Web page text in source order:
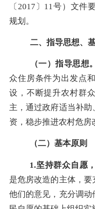
〔 2017 〕 11 号）文件
规划。
二、指导思想、
（一）指导思想。
众住房条件为出发点
设，不断提升农村群
主，通过政府适当补
资，稳步推进农村危房
（二）基本原则
1.坚持群众自愿
是危房改造的主体，
他们的意见，充分调